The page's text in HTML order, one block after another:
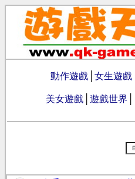
動作遊戲 女生遊戲
美女遊戲 遊戲世界